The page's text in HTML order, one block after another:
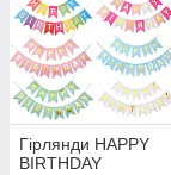
Гірлянди HAPPY
BIRTHDAY